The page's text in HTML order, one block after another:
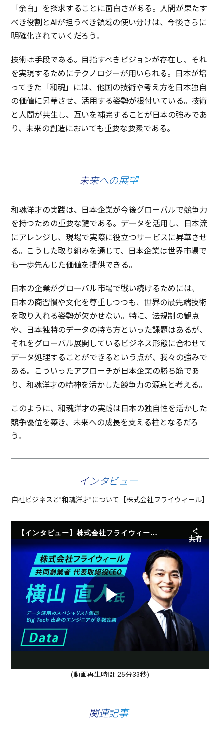
「余白」を探求することに面白 さがある。 人間が果たす
べき役割 とAIが担うべき領域の使い分けは、今後さらに
明確化されていくだろう。
技術は手段である。 目指すべき ビジョンが存在 し、それ
を実現するためにテクノロジーが用いられる。 日本が培
ってきた「和魂」には、他国の技術や考え方を 日本独自
の価値に昇華させ、 活用する姿勢が根付いている。技術
と 人間が共生し、互いを補完することが日本の強みであ
り、未来の創造においても重要な要素である。
未来への展望
和魂洋才の実践は、 日本企業が今後グローバルで競争力
を持つための重要な鍵である。 データを活用 し、 日本流
にアレンジ し、現場で実際に役立つサービスに昇華させ
る。こうした取り組みを通じて、 日本企業は世界市場で
も一歩先んじた価値を提供できる。
日本の企業がグローバル市場で戦い続けるためには、
日本の商習慣や文化を尊重しつつも、 世界の最先端技術
を取り入れる姿勢が欠かせない。特に、法規制 の観点
や、 日本独特のデータの持ち方といった課題はあるが、
それをグローバル展開 している ビジネス形態に合わせて
データ処理することができるという点が、我々の強みで
ある。こういったアプローチが日本企業の勝ち筋であ
り、和魂洋才の精神を活かした競争力の源泉と考える。
このように、和魂洋才の実践は日本の独自性を活かした
競争優位を築き、未来への成長を支える柱となるだろ
う。
インタビュー
自社ビジネスと”和魂洋才”について 【株式会社フライウィール】
【インタビュー】株式会社フライウィール 代表取締役 CEO 横山 直人氏
共有
Play
Video
(動画再生時間: 25分33秒)
関連記事